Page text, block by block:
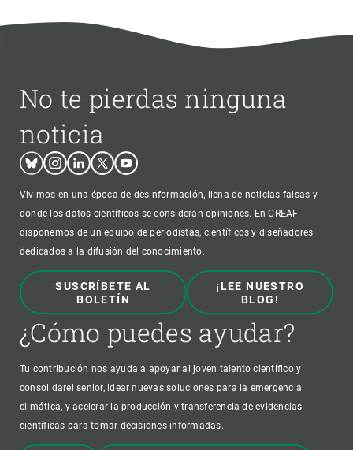
No te pierdas ninguna
noticia
BlueskyInstagram
LinkedinTwitterYoutube
Vivimos en una época de desinformación, llena de noticias falsas y
donde los datos científicos se consideran opiniones. En CREAF
disponemos de un equipo de periodistas, científicos y diseñadores
dedicados a la difusión del conocimiento.
SUSCRÍBETE AL
BOLETÍN
¡LEE NUESTRO
BLOG!
¿Cómo puedes ayudar?
Tu contribución nos ayuda a apoyar al joven talento científico y
consolidarel senior, idear nuevas soluciones para la emergencia
climática, y acelerar la producción y transferencia de evidencias
científicas para tomar decisiones informadas.